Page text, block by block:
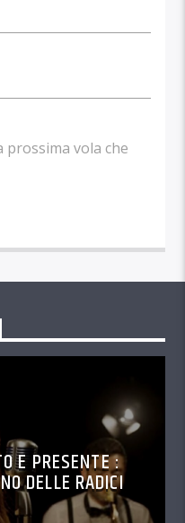
prossima vola che
E PRESENTE :
DELLE RADICI